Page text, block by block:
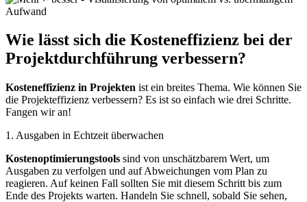
Wie lässt sich die Kosteneffizienz bei der
Projektdurchführung verbessern?
Kosteneffizienz in Projekten ist ein breites Thema. Wie können Sie
die Projekteffizienz verbessern? Es ist so einfach wie drei Schritte.
Fangen wir an!
1. Ausgaben in Echtzeit überwachen
Kostenoptimierungstools sind von unschätzbarem Wert, um
Ausgaben zu verfolgen und auf Abweichungen vom Plan zu
reagieren. Auf keinen Fall sollten Sie mit diesem Schritt bis zum
Ende des Projekts warten. Handeln Sie schnell, sobald Sie sehen,